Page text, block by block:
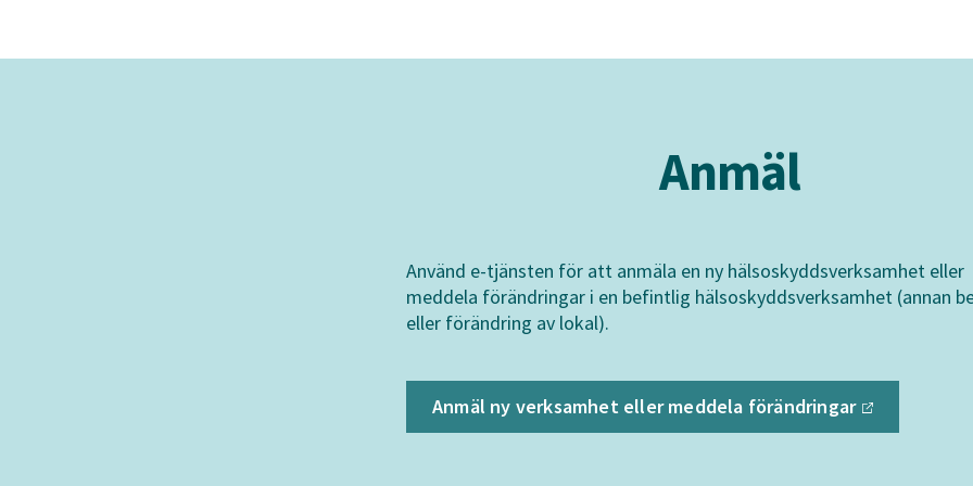
Anmäl
Använd e-tjänsten för att anmäla en ny hälsoskyddsverksamhet eller
meddela förändringar i en befintlig hälsoskyddsverksamhet (annan
eller förändring av lokal).
Anmäl ny verksamhet eller meddela förändringar